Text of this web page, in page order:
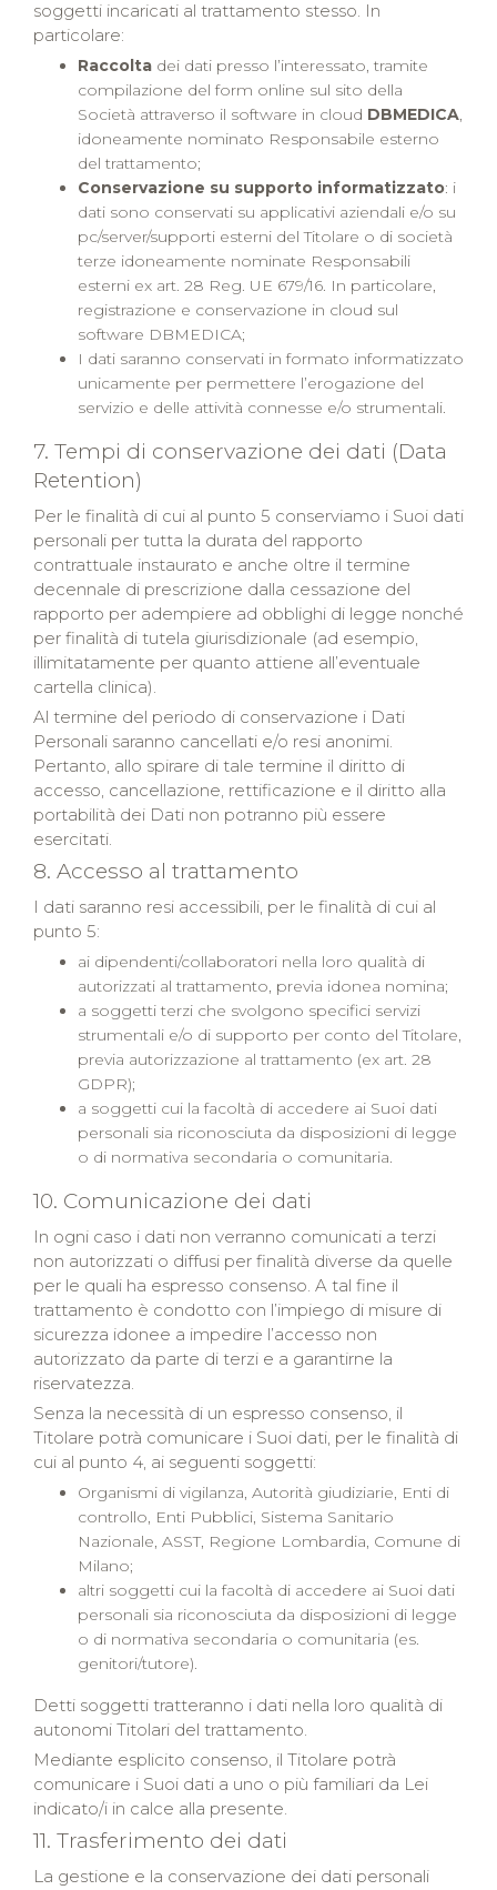
soggetti incaricati al trattamento stesso. In
particolare:
Raccolta dei dati presso l’interessato, tramite
compilazione del form online sul sito della
Società attraverso il software in cloud DBMEDICA,
idoneamente nominato Responsabile esterno
del trattamento;
Conservazione su supporto informatizzato: i
dati sono conservati su applicativi aziendali e/o su
pc/server/supporti esterni del Titolare o di società
terze idoneamente nominate Responsabili
esterni ex art. 28 Reg. UE 679/16. In particolare,
registrazione e conservazione in cloud sul
software DBMEDICA;
I dati saranno conservati in formato informatizzato
unicamente per permettere l’erogazione del
servizio e delle attività connesse e/o strumentali.
7. Tempi di conservazione dei dati (Data
Retention)
Per le finalità di cui al punto 5 conserviamo i Suoi dati
personali per tutta la durata del rapporto
contrattuale instaurato e anche oltre il termine
decennale di prescrizione dalla cessazione del
rapporto per adempiere ad obblighi di legge nonché
per finalità di tutela giurisdizionale (ad esempio,
illimitatamente per quanto attiene all’eventuale
cartella clinica).
Al termine del periodo di conservazione i Dati
Personali saranno cancellati e/o resi anonimi.
Pertanto, allo spirare di tale termine il diritto di
accesso, cancellazione, rettificazione e il diritto alla
portabilità dei Dati non potranno più essere
esercitati.
8. Accesso al trattamento
I dati saranno resi accessibili, per le finalità di cui al
punto 5:
ai dipendenti/collaboratori nella loro qualità di
autorizzati al trattamento, previa idonea nomina;
a soggetti terzi che svolgono specifici servizi
strumentali e/o di supporto per conto del Titolare,
previa autorizzazione al trattamento (ex art. 28
GDPR);
a soggetti cui la facoltà di accedere ai Suoi dati
personali sia riconosciuta da disposizioni di legge
o di normativa secondaria o comunitaria.
10. Comunicazione dei dati
In ogni caso i dati non verranno comunicati a terzi
non autorizzati o diffusi per finalità diverse da quelle
per le quali ha espresso consenso. A tal fine il
trattamento è condotto con l’impiego di misure di
sicurezza idonee a impedire l’accesso non
autorizzato da parte di terzi e a garantirne la
riservatezza.
Senza la necessità di un espresso consenso, il
Titolare potrà comunicare i Suoi dati, per le finalità di
cui al punto 4, ai seguenti soggetti:
Organismi di vigilanza, Autorità giudiziarie, Enti di
controllo, Enti Pubblici, Sistema Sanitario
Nazionale, ASST, Regione Lombardia, Comune di
Milano;
altri soggetti cui la facoltà di accedere ai Suoi dati
personali sia riconosciuta da disposizioni di legge
o di normativa secondaria o comunitaria (es.
genitori/tutore).
Detti soggetti tratteranno i dati nella loro qualità di
autonomi Titolari del trattamento.
Mediante esplicito consenso, il Titolare potrà
comunicare i Suoi dati a uno o più familiari da Lei
indicato/i in calce alla presente.
11. Trasferimento dei dati
La gestione e la conservazione dei dati personali